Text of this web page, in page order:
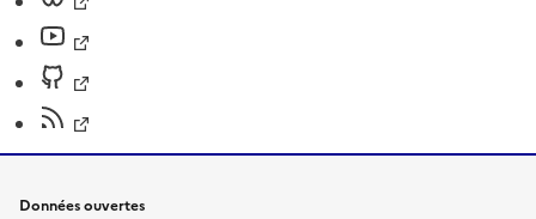
Données ouvertes